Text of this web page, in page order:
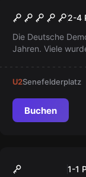
Prison 2-4
Die Deutsche
Jahren. Viele
U2Senefelderplatz
Buchen
Neu 1-1